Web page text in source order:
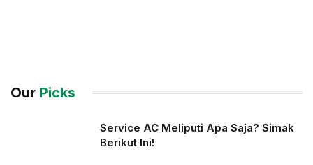
Our Picks
Service AC Meliputi Apa Saja? Simak
Berikut Ini!